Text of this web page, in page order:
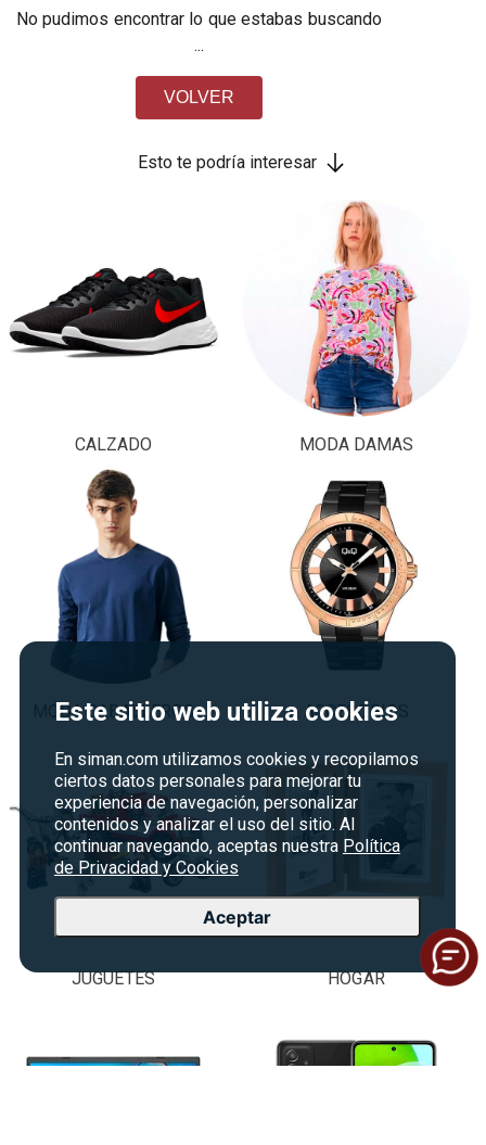
Este sitio web utiliza cookies
En siman.com utilizamos cookies y recopilamos
ciertos datos personales para mejorar tu
experiencia de navegación, personalizar
contenidos y analizar el uso del sitio. Al
continuar navegando, aceptas nuestra Política
de Privacidad y Cookies
Aceptar
No pudimos encontrar lo que estabas buscando
...
VOLVER
Esto te podría interesar
CALZADO MODA DAMAS
MODA CABALLEROS ACCESORIOS
JUGUETES HOGAR